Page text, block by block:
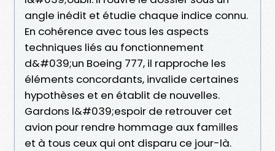
angle inédit et étudie chaque indice connu.
En cohérence avec tous les aspects
techniques liés au fonctionnement
d&#039;un Boeing 777, il rapproche les
éléments concordants, invalide certaines
hypothèses et en établit de nouvelles.
Gardons l&#039;espoir de retrouver cet
avion pour rendre hommage aux familles
et à tous ceux qui ont disparu ce jour-là.